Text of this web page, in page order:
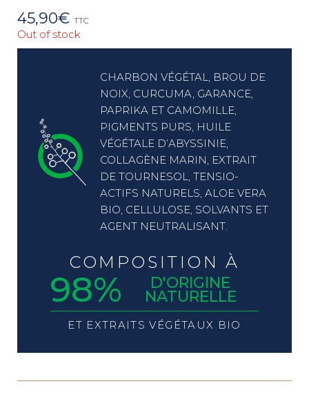
45,90€ TTC
Out of stock
CHARBON VÉGÉTAL, BROU DE
NOIX, CURCUMA, GARANCE,
PAPRIKA ET CAMOMILLE,
PIGMENTS PURS, HUILE
VÉGÉTALE D’ABYSSINIE,
COLLAGÈNE MARIN, EXTRAIT
DE TOURNESOL, TENSIO-
ACTIFS NATURELS, ALOE VERA
BIO, CELLULOSE, SOLVANTS ET
AGENT NEUTRALISANT.
COMPOSITION À
98% D'ORIGINE
NATURELLE
ET EXTRAITS VÉGÉTAUX BIO